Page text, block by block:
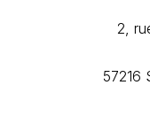
2,
57216